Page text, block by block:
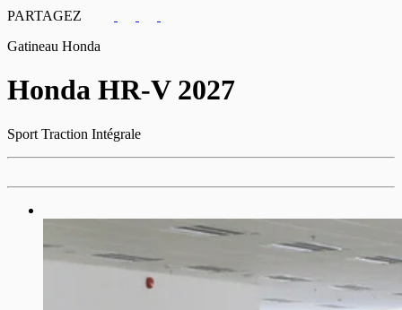
PARTAGEZ
Gatineau Honda
Honda HR-V 2027
Sport Traction Intégrale